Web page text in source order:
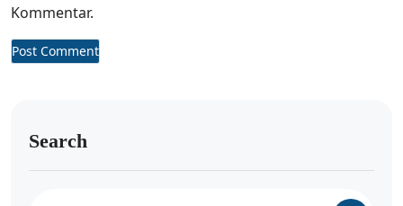
Kommentar.
Search